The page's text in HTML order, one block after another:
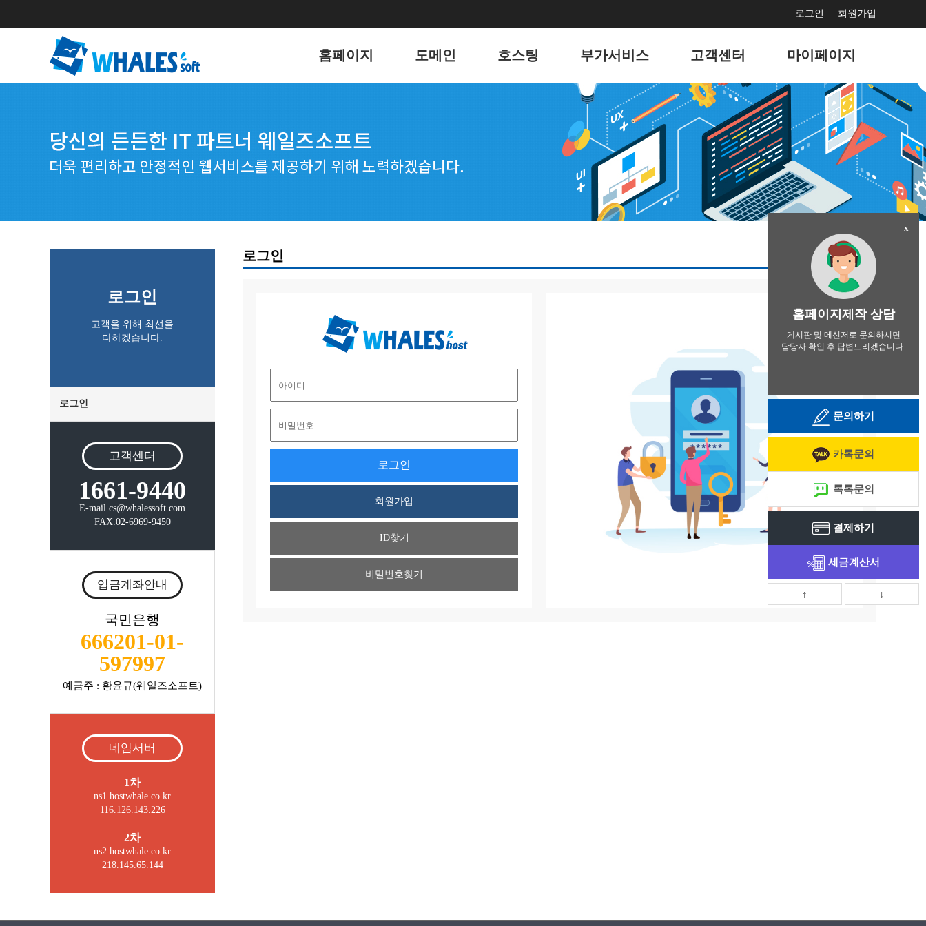
회원가입
로그인
마이페이지
서비스 사용현황
회원정보 관리
나의 서비스 관리
나의 도메인 관리
고객센터
공지사항
문의게시판
고객지원게시판
자주묻는 질문
이벤트
부가서비스
유지보수
키워드광고
블로그마케팅
언론홍보
전자결제
호스팅
도메인
홈페이지
포트폴리오
로그인
고객을 위해 최선을
다하겠습니다.
로그인
고객센터
1661-9440
E-mail.cs@whalessoft.com
FAX.02-6969-9450
입금계좌안내
국민은행
666201-01-
597997
예금주 : 황윤규(웨일즈소프트)
네임서버
1차
ns1.hostwhale.co.kr
116.126.143.226
2차
ns2.hostwhale.co.kr
218.145.65.144
로그인
로그인
회원가입
ID찾기
비밀번호찾기
x
홈페이지제작 상담
게시판 및 메신저로 문의하시면
담당자 확인 후 답변드리겠습니다.
문의하기
카톡문의
톡톡문의
결제하기
세금계산서
↑ ↓